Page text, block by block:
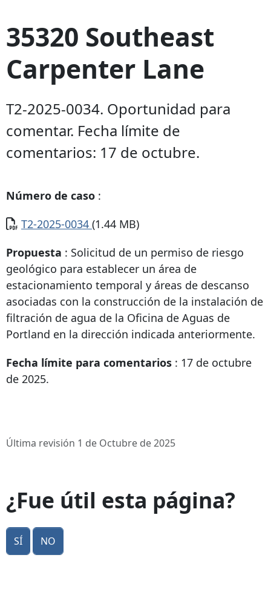
35320 Southeast
Carpenter Lane
T2-2025-0034. Oportunidad para
comentar. Fecha límite de
comentarios: 17 de octubre.
Número de caso :
Documento
T2-2025-0034 (1.44 MB)
Propuesta : Solicitud de un permiso de riesgo
geológico para establecer un área de
estacionamiento temporal y áreas de descanso
asociadas con la construcción de la instalación de
filtración de agua de la Oficina de Aguas de
Portland en la dirección indicada anteriormente.
Fecha límite para comentarios : 17 de octubre
de 2025.
Última revisión 1 de Octubre de 2025
¿Fue útil esta página?
Sí No